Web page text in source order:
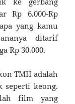
Rp 6.000-Rp
yang kamu
ditarif
Rp 30.000.
TMII adalah
seperti keong.
film yang